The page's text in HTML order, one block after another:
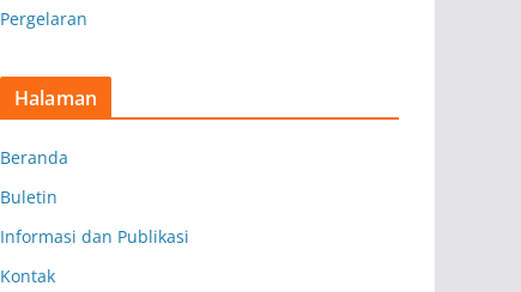
Pergelaran
Halaman
Beranda
Buletin
Informasi dan Publikasi
Kontak